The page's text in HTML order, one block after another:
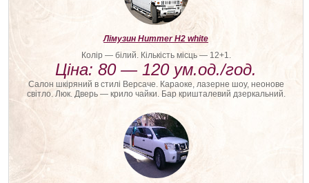
Лімузин Hummer H2 white
Колір — білий. Кількість місць — 12+1.
Ціна: 80 — 120 ум.од./год.
Салон шкіряний в стилі Версаче. Караоке, лазерне шоу, неонове
світло. Люк. Дверь — крило чайки. Бар кришталевий дзеркальний.